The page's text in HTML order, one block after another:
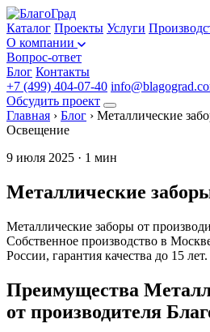
Каталог Проекты Услуги
О компании
Вопрос-ответ
Блог Контакты
+7 (499) 404-07-40
Обсудить проект
Главная › Блог › Металлические
Освещение
9 июля 2025 · 1 мин
Металлические
Металлические заборы от
Собственное производство в
России, гарантия качества до 15 лет.
Преимущества
от производителя